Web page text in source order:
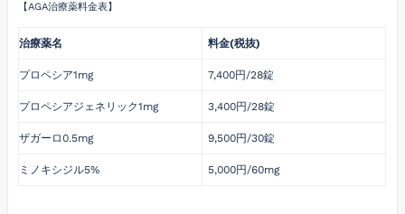
【AGA治療薬料金表】
治療薬名 料金(税抜)
プロペシア1mg 7,400円/28錠
プロペシアジェネリック1mg 3,400円/28錠
ザガーロ0.5mg 9,500円/30錠
ミノキシジル5% 5,000円/60mg